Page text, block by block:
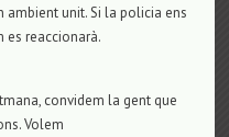
ambient unit. Si la policia ens
es reaccionarà.
convidem la gent que
Volem